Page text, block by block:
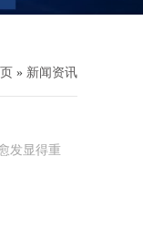
» 新闻资讯
发显得重